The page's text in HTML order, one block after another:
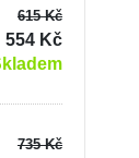
615 Kč
554 Kč
735 Kč